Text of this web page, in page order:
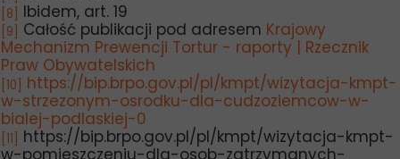
[8] Ibidem, art. 19
[9] Całość publikacji pod adresem Krajowy
Mechanizm Prewencji Tortur - raporty | Rzecznik
Praw Obywatelskich
[10]
https://bip.brpo.gov.pl/pl/kmpt/wizytacja-kmpt-
w-strzezonym-osrodku-dla-cudzoziemcow-w-
bialej-podlaskiej-0
[11]
https://bip.brpo.gov.pl/pl/kmpt/wizytacja-kmpt-
w-pomieszczeniu-dla-osob-zatrzymanych-